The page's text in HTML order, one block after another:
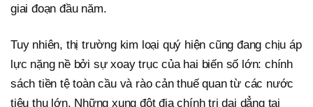
giai đoạn đầu năm.
Tuy nhiên, thị trường kim loại quý hiện cũng đang chịu áp
lực nặng nề bởi sự xoay trục của hai biến số lớn: chính
sách tiền tệ toàn cầu và rào cản thuế quan từ các nước
tiêu thụ lớn. Những xung đột địa chính trị dai dẳng tại